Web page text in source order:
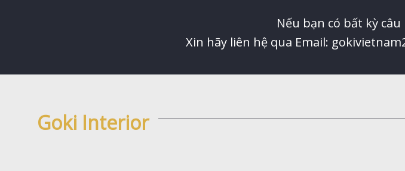
Nếu bạn có bất kỳ
Xin hãy liên hệ qua Email:
Goki Interior